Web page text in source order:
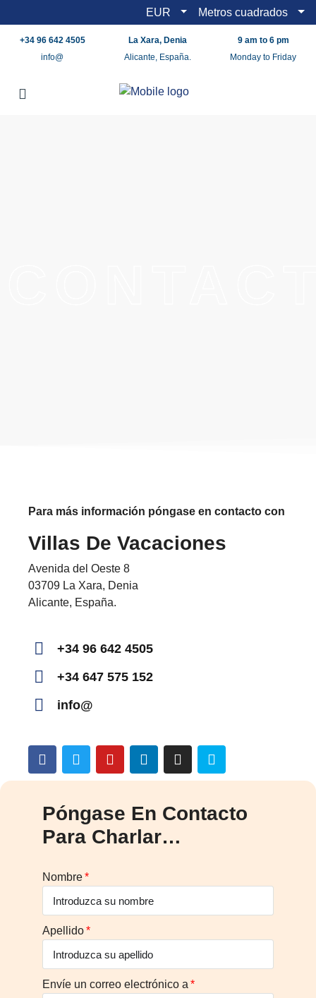
EUR Metros cuadrados
+34 96 642 4505
info@
La Xara, Denia
Alicante, España.
9 am to 6 pm
Monday to Friday
Para más información póngase en contacto con
Villas De Vacaciones
Avenida del Oeste 8
03709 La Xara, Denia
Alicante, España.
+34 96 642 4505
+34 647 575 152
info@
Póngase En Contacto
Para Charlar…
Nombre
Apellido
Envíe un correo electrónico a